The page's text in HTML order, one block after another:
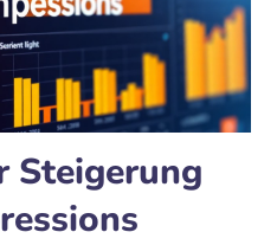
Steigerung